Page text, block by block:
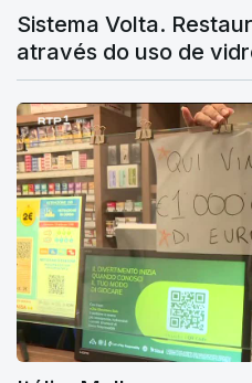
Sistema Volta.
através do uso de